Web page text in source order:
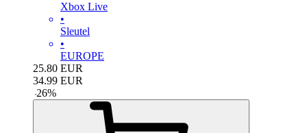
Xbox Live
•
Sleutel
•
EUROPE
25.80 EUR
34.99 EUR
-26%